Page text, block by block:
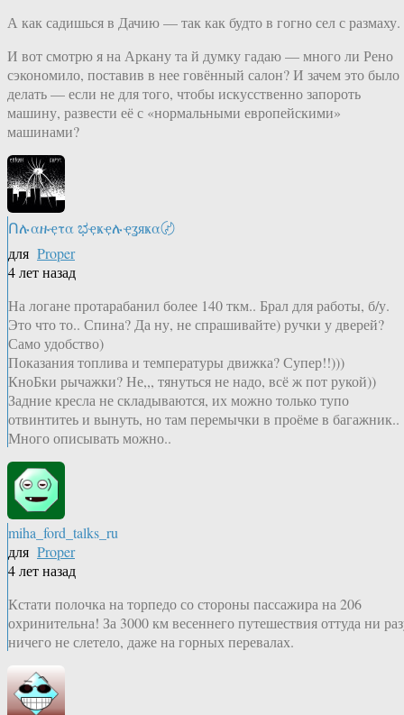
А как садишься в Дачию — так как будто в гогно сел с размаху.
И вот смотрю я на Аркану та й думку гадаю — много ли Рено
сэкономило, поставив в нее говённый салон? И зачем это было
делать — если не для того, чтобы искусственно запороть
машину, развести её с «нормальными европейскими»
машинами?
Ոሉαዙҿτα ಭҿҝҿሉҿʓяҝα〄
для Proper
4 лет назад
На логане протарабанил более 140 ткм.. Брал для работы, б/у.
Это что то.. Спина? Да ну, не спрашивайте) ручки у дверей?
Само удобство)
Показания топлива и температуры движка? Супер!!)))
КноБки рычажки? Не,,, тянуться не надо, всё ж пот рукой))
Задние кресла не складываются, их можно только тупо
отвинтитеь и вынуть, но там перемычки в проёме в багажник..
Много описывать можно..
miha_ford_talks_ru
для Proper
4 лет назад
Кстати полочка на торпедо со стороны пассажира на 206
охринительна! За 3000 км весеннего путешествия оттуда ни
ничего не слетело, даже на горных перевалах.